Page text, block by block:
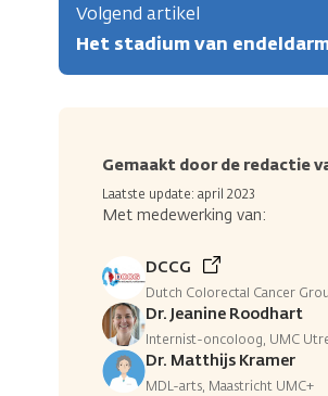
Volgend artikel
Het stadium van
Gemaakt door de redactie
Laatste update: april 2023
Met medewerking van:
DCCG
Dutch Colorectal Cancer
Dr. Jeanine Roodhart
Internist-oncoloog, UMC
Dr. Matthijs Kramer
MDL-arts, Maastricht UMC+